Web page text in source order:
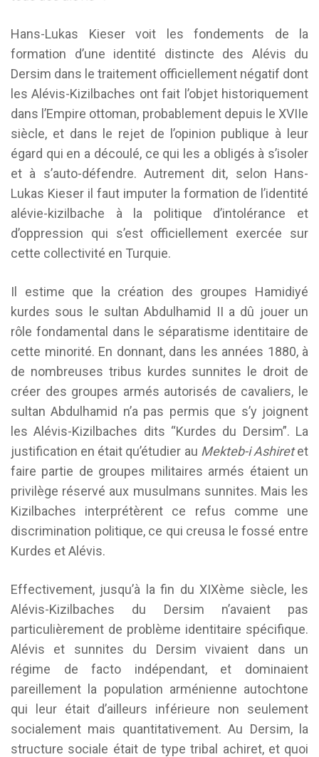
Hans-Lukas Kieser voit les fondements de la
formation d’une identité distincte des Alévis du
Dersim dans le traitement officiellement négatif dont
les Alévis-Kizilbaches ont fait l’objet historiquement
dans l’Empire ottoman, probablement depuis le XVIIe
siècle, et dans le rejet de l’opinion publique à leur
égard qui en a découlé, ce qui les a obligés à s’isoler
et à s’auto-défendre. Autrement dit, selon Hans-
Lukas Kieser il faut imputer la formation de l’identité
alévie-kizilbache à la politique d’intolérance et
d’oppression qui s’est officiellement exercée sur
cette collectivité en Turquie.
Il estime que la création des groupes Hamidiyé
kurdes sous le sultan Abdulhamid II a dû jouer un
rôle fondamental dans le séparatisme identitaire de
cette minorité. En donnant, dans les années 1880, à
de nombreuses tribus kurdes sunnites le droit de
créer des groupes armés autorisés de cavaliers, le
sultan Abdulhamid n’a pas permis que s’y joignent
les Alévis-Kizilbaches dits “Kurdes du Dersim”. La
justification en était qu’étudier au Mekteb-i Ashiretet
faire partie de groupes militaires armés étaient un
privilège réservé aux musulmans sunnites. Mais les
Kizilbaches interprétèrent ce refus comme une
discrimination politique, ce qui creusa le fossé entre
Kurdes et Alévis.
Effectivement, jusqu’à la fin du XIXème siècle, les
Alévis-Kizilbaches du Dersim n’avaient pas
particulièrement de problème identitaire spécifique.
Alévis et sunnites du Dersim vivaient dans un
régime de facto indépendant, et dominaient
pareillement la population arménienne autochtone
qui leur était d’ailleurs inférieure non seulement
socialement mais quantitativement. Au Dersim, la
structure sociale était de type tribal achiret, et quoi